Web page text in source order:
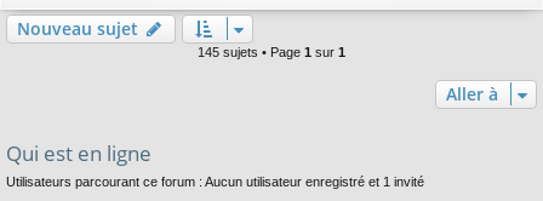
Nouveau sujet
145 sujets • Page 1 sur 1
Aller à
Qui est en ligne
Utilisateurs parcourant ce forum : Aucun utilisateur enregistré et 1 invité